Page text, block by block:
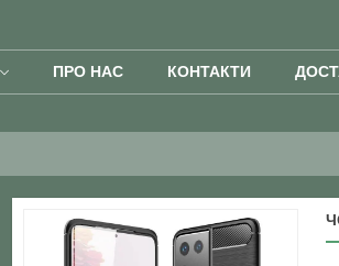
ПРО НАС КОНТАКТИ